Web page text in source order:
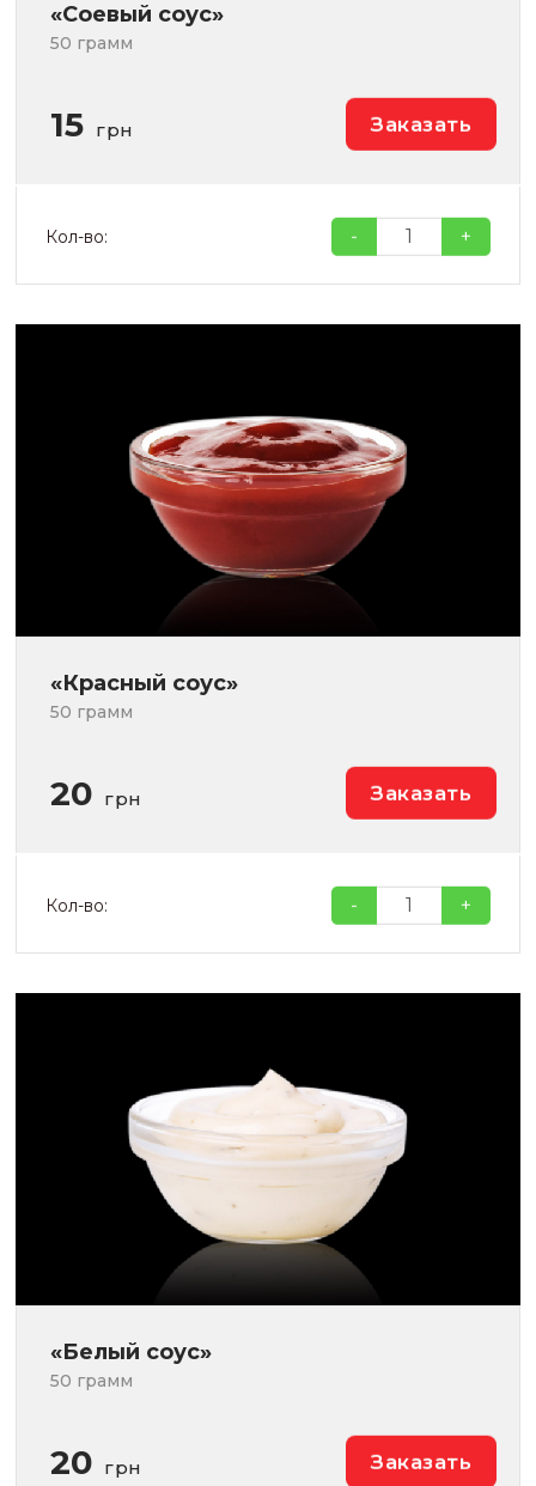
«Соевый соус»
50 грамм
15 грн Заказать
Кол-во: - +
«Красный соус»
50 грамм
20 грн Заказать
Кол-во: - +
«Белый соус»
50 грамм
20 грн Заказать